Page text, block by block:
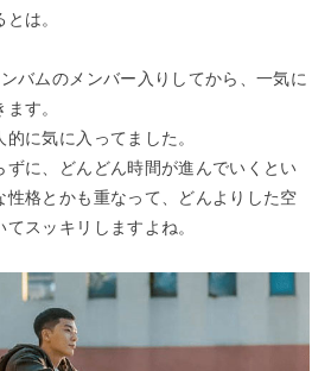
は。
バムのメンバー入りしてから、一気に
す。
に気に入ってました。
ずに、どんどん時間が進んでいくとい
性格とかも重なって、どんよりした空
スッキリしますよね。